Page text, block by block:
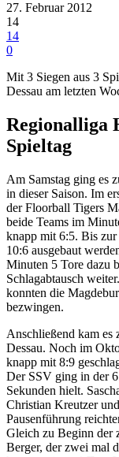
27. Februar 2012
14
14
0
Mit 3 Siegen aus 3
Dessau am letzten
Regionalliga
Spieltag
Am Samstag ging es
in dieser Saison. Im
der Floorball Tigers
beide Teams im
knapp mit 6:5. Bis
10:6 ausgebaut
Minuten 5 Tore dazu
Schlagabtausch
konnten die
bezwingen.
Anschließend kam es
Dessau. Noch im
knapp mit 8:9
Der SSV ging in der
Sekunden hielt.
Christian Kreutzer
Pausenführung
Gleich zu Beginn der
Berger, der zwei mal